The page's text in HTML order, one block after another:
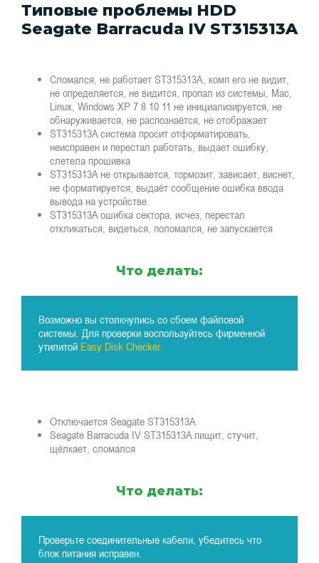
Типовые проблемы HDD
Seagate Barracuda IV ST315313A
Сломался, не работает ST315313A, комп его не видит,
не определяется, не видится, пропал из системы, Mac,
Linux, Windows XP 7 8 10 11 не инициализируется, не
обнаруживается, не распознаётся, не отображает
ST315313A система просит отформатировать,
неисправен и перестал работать, выдает ошибку,
слетела прошивка
ST315313A не открывается, тормозит, зависает, виснет,
не форматируется, выдаёт сообщение ошибка ввода
вывода на устройстве
ST315313A ошибка сектора, исчез, перестал
откликаться, видеться, поломался, не запускается
Что делать:
Возможно вы столкнулись со сбоем файловой
системы. Для проверки воспользуйтесь фирменной
утилитой Easy Disk Checker
Отключается Seagate ST315313A
Seagate Barracuda IV ST315313A пищит, стучит,
щёлкает, сломался
Что делать:
Проверьте соединительные кабели, убедитесь что
блок питания исправен.